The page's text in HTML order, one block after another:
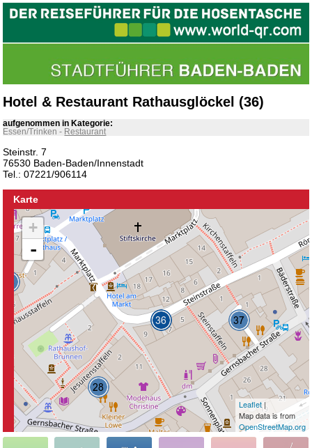
Hotel & Restaurant Rathausglöckel (36)
aufgenommen in Kategorie:
Essen/Trinken - Restaurant
Steinstr. 7
76530 Baden-Baden/Innenstadt
Tel.: 07221/906114
Karte
+
-
Leaflet|
Map data is from
OpenStreetMap.org